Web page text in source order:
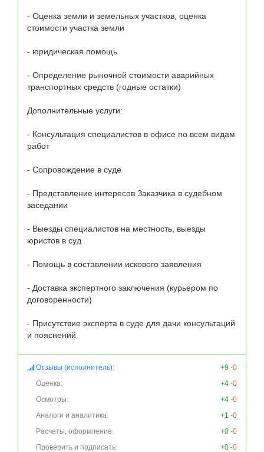
- Оценка земли и земельных участков, оценка
стоимости участка земли
- юридическая помощь
- Определение рыночной стоимости аварийных
транспортных средств (годные остатки)
Дополнительные услуги:
- Консультация специалистов в офисе по всем видам
работ
- Сопровождение в суде
- Представление интересов Заказчика в судебном
заседании
- Выезды специалистов на местность, выезды
юристов в суд
- Помощь в составлении искового заявления
- Доставка экспертного заключения (курьером по
договоренности)
- Присутствие эксперта в суде для дачи консультаций
и пояснений
Отзывы (исполнитель): +9 -0
Оценка:
+4 -0
Осмотры:
+4 -0
Аналоги и аналитика:
+1 -0
Расчеты, оформление:
+0 -0
Проверить и подписать:
+0 -0